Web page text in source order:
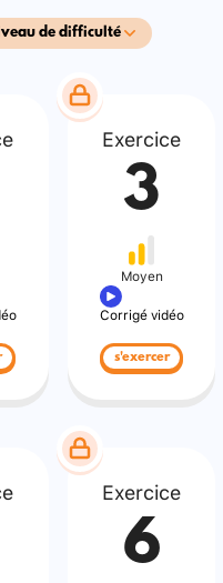
de difficulté
Exercice
3
Moyen
Corrigé vidéo
s'exercer
Exercice
6